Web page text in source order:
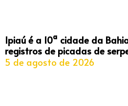
Ipiaú é a 10ª cidade da
registros de picadas de
5 de agosto de 2026